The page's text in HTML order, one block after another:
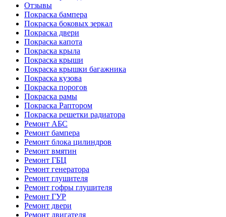
Отзывы
Покраска бампера
Покраска боковых зеркал
Покраска двери
Покраска капота
Покраска крыла
Покраска крыши
Покраска крышки багажника
Покраска кузова
Покраска порогов
Покраска рамы
Покраска Раптором
Покраска решетки радиатора
Ремонт АБС
Ремонт бампера
Ремонт блока цилиндров
Ремонт вмятин
Ремонт ГБЦ
Ремонт генератора
Ремонт глушителя
Ремонт гофры глушителя
Ремонт ГУР
Ремонт двери
Ремонт двигателя